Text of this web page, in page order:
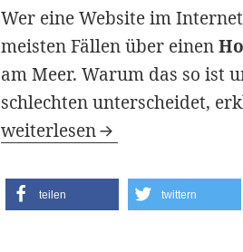
Wer eine Website im
meisten Fällen über einen
am Meer. Warum das so ist
schlechten unterscheidet,
Der optimale Hoster
weiterlesen
teilen twittern